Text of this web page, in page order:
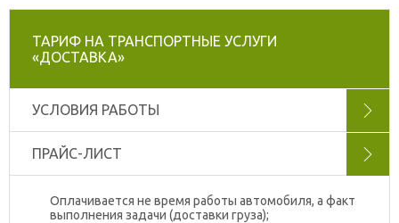
ТАРИФ НА ТРАНСПОРТНЫЕ УСЛУГИ
«ДОСТАВКА»
УСЛОВИЯ РАБОТЫ
ПРАЙС-ЛИСТ
Оплачивается не время работы автомобиля, а факт
выполнения задачи (доставки груза);